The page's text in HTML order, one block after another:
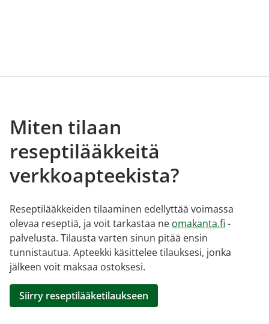
Miten tilaan
reseptilääkkeitä
verkkoapteekista?
Reseptilääkkeiden tilaaminen edellyttää voimassa
olevaa reseptiä, ja voit tarkastaa ne omakanta.fi -
palvelusta. Tilausta varten sinun pitää ensin
tunnistautua. Apteekki käsittelee tilauksesi, jonka
jälkeen voit maksaa ostoksesi.
Siirry reseptilääketilaukseen